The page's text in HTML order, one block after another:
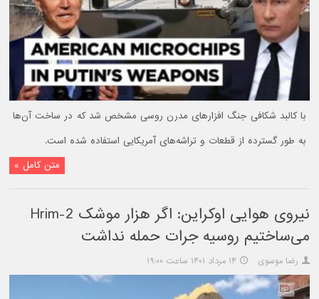
با کالبد شکافی جنگ افزارهای مدرن روسی مشخص شد که در ساخت آن‌ها
به طور گسترده از قطعات و تراشه‌های آمریکایی استفاده شده است.
متن کامل »
نیروی هوایی اوکراین: اگر هزار موشک Hrim-2
می‌ساختیم روسیه جرات حمله نداشت
رضا موسوی ۱۴ مرداد ۱۴۰۱ ساعت ۱۹:۰۰